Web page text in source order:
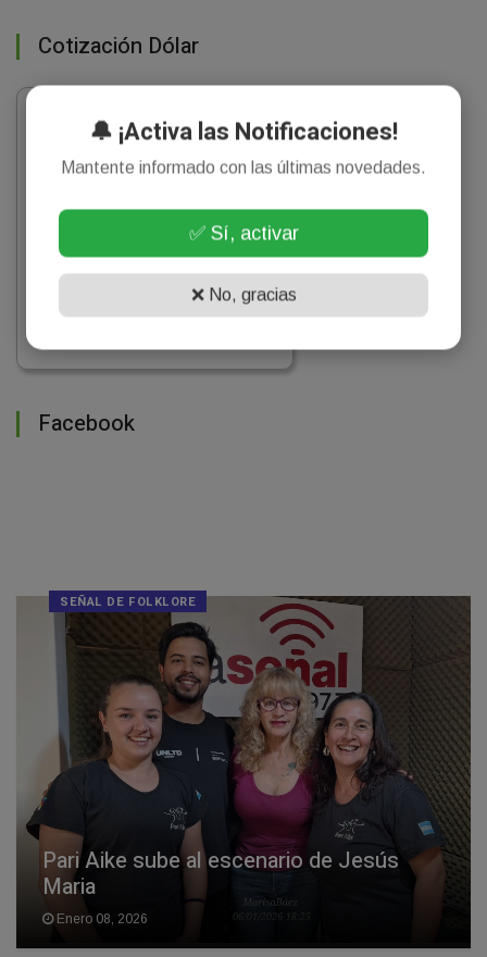
Cotización Dólar
Facebook
SEÑAL DE FOLKLORE
Pari Aike sube al escenario de Jesús
Maria
Enero 08, 2026
🔔 ¡Activa las Notificaciones!
Mantente informado con las últimas novedades.
✅ Sí, activar
❌ No, gracias